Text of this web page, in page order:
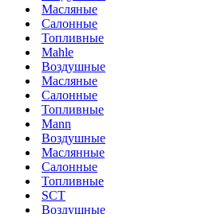
Масляные
Салонные
Топливные
Mahle
Воздушные
Масляные
Салонные
Топливные
Mann
Воздушные
Маслянные
Салонные
Топливные
SCT
Воздушные